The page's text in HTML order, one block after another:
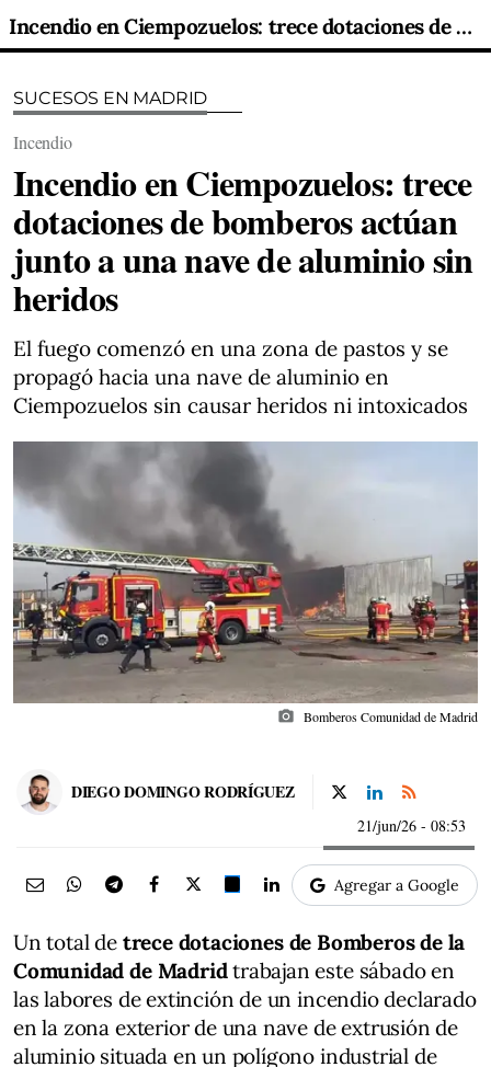
Incendio en Ciempozuelos: trece dotaciones de bomberos actúan junto a una nave de aluminio sin heridos
SUCESOS EN MADRID
Incendio
Incendio en Ciempozuelos: trece
dotaciones de bomberos actúan
junto a una nave de aluminio sin
heridos
El fuego comenzó en una zona de pastos y se
propagó hacia una nave de aluminio en
Ciempozuelos sin causar heridos ni intoxicados
photo_camera Bomberos Comunidad de Madrid
DIEGO DOMINGO RODRÍGUEZ
21/jun/26 - 08:53
Agregar a Google
Un total de trece dotaciones de Bomberos de la
Comunidad de Madridtrabajan este sábado en
las labores de extinción de un incendio declarado
en la zona exterior de una nave de extrusión de
aluminio situada en un polígono industrial de